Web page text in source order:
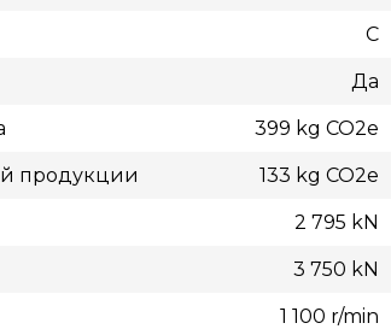
С
Да
399 kg CO2e
продукции 133 kg CO2e
2 795 kN
3 750 kN
1 100 r/min